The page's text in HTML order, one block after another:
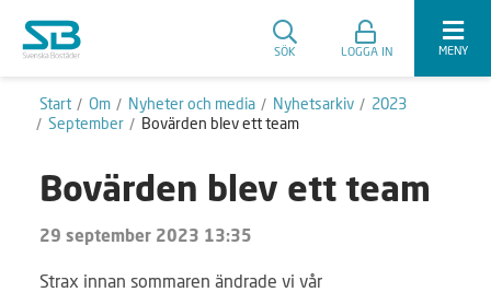
SÖK LOGGA IN MENY
Start Om Nyheter och media Nyhetsarkiv
2023
September
Bovärden blev ett team
Bovärden blev ett team
29 september 2023 13:35
Strax innan sommaren ändrade vi vår